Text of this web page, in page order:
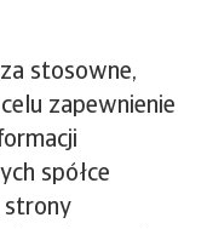
stosowne,
zapewnienie
spółce
strony